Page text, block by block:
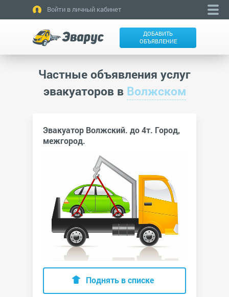
Войти в личный кабинет
ДОБАВИТЬ
ОБЪЯВЛЕНИЕ
Частные объявления услуг
эвакуаторов в Волжском
Эвакуатор Волжский. до 4т. Город,
межгород.
Поднять в списке